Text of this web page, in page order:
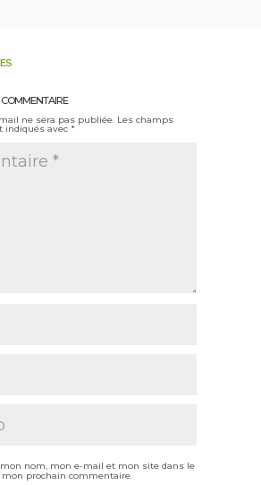
ne sera pas publiée. Les champs
indiqués avec *
nom, mon e-mail et mon site dans le
prochain commentaire.